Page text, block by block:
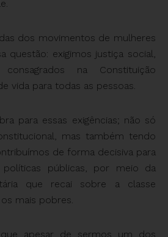
dos movimentos de mulheres
questão: exigimos justiça social,
na Constituição
vida para todas as pessoas.
para essas exigências; não só
mas também tendo
de forma decisiva para
públicas, por meio da
que recai sobre a classe
mais pobres.
apesar de sermos um dos